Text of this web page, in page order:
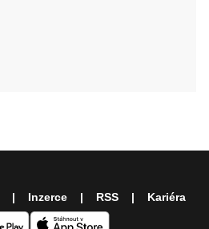
Inzerce RSS Kariéra